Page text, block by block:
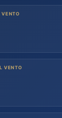
VENTO
VENTO